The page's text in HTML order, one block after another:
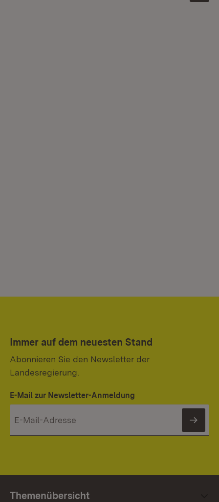
Immer auf dem neuesten Stand
Abonnieren Sie den Newsletter der
Landesregierung.
E-Mail zur Newsletter-Anmeldung
Themenübersicht